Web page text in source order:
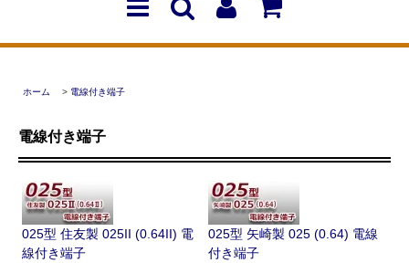
ホーム > 電線付き端子
電線付き端子
025型 住友製 025II (0.64II) 電
線付き端子
025型 矢崎製 025 (0.64) 電線
付き端子